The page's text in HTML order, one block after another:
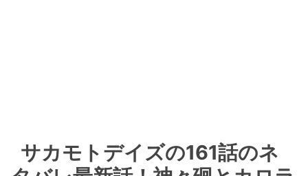
サカモトデイズの161話のネ